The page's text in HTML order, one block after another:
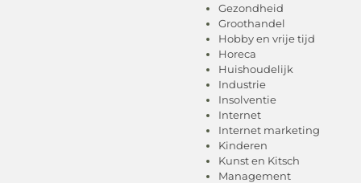
Gezondheid
Groothandel
Hobby en vrije tijd
Horeca
Huishoudelijk
Industrie
Insolventie
Internet
Internet marketing
Kinderen
Kunst en Kitsch
Management